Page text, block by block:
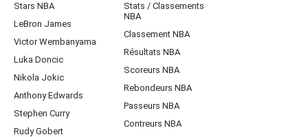
Stars NBA
LeBron James
Victor Wembanyama
Luka Doncic
Nikola Jokic
Anthony Edwards
Stephen Curry
Rudy Gobert
Stats / Classements
NBA
Classement NBA
Résultats NBA
Scoreurs NBA
Rebondeurs NBA
Passeurs NBA
Contreurs NBA